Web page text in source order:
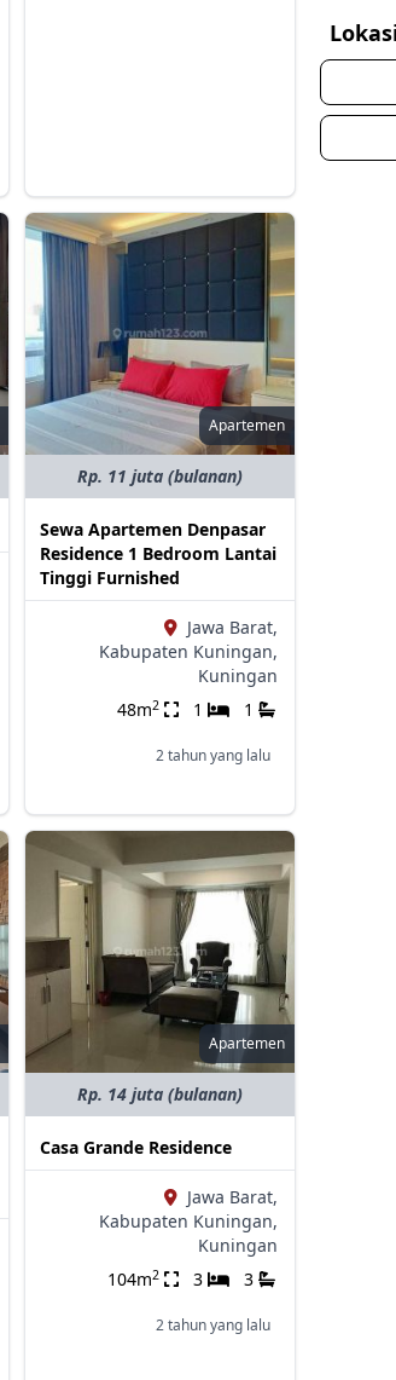
Apartemen
Rp. 11 juta (bulanan)
Sewa Apartemen Denpasar
Residence 1 Bedroom Lantai
Tinggi Furnished
Jawa Barat,
Kabupaten Kuningan,
Kuningan
48m2 1 1
2 tahun yang lalu
Apartemen
Rp. 14 juta (bulanan)
Casa Grande Residence
Jawa Barat,
Kabupaten Kuningan,
Kuningan
104m2 3 3
2 tahun yang lalu